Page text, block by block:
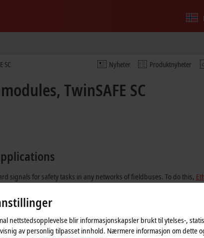
Nyheter Produktnyheter
SC
TwinSAFE SC
signals for safety tasks in any networks of fieldbuses. To do this,
encoder, IO-Link, etc.) are extended by the TwinSAFE SC
These connections can be distinguished from the usual safe
Logic, where they can be used in the context of safety-
nettstedsopplevelse blir informasjonskapsler brukt til ytelses-,
av personlig tilpasset innhold. Nærmere informasjon om dette